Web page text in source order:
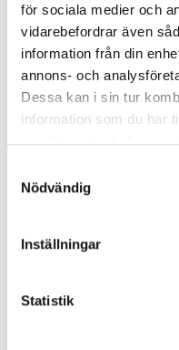
för sociala medier och
vidarebefordrar även
information från din
annons- och
Dessa kan i sin tur
information som du har
Nödvändig
Inställningar
Statistik
Där kraften blir till